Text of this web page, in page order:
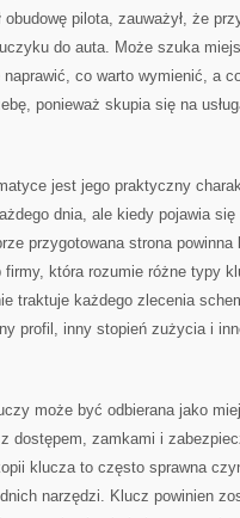
obudowę pilota, zauważył, że
do auta. Może szuka
co warto wymienić, a
ponieważ skupia się na
jest jego praktyczny
dnia, ale kiedy pojawia
przygotowana strona
która rozumie różne typy
traktuje każdego zlecenia
profil, inny stopień zużycia i
może być odbierana jako
dostępem, zamkami i
klucza to często sprawna
narzędzi. Klucz powinien